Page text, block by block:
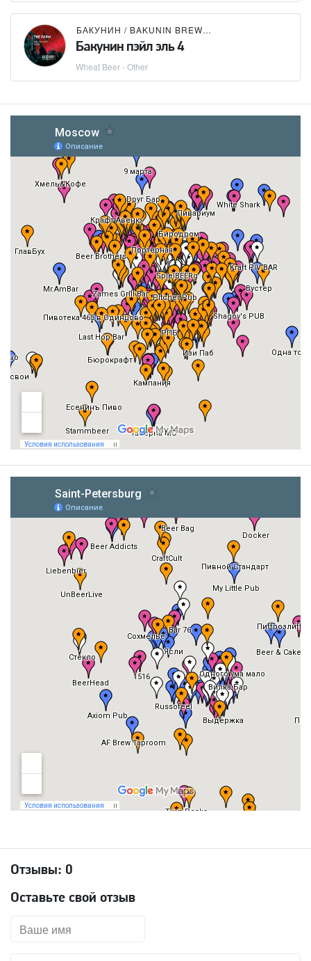
БАКУНИН / BAKUNIN BREWING CO.
Бакунин пэйл эль 4
Wheat Beer - Other
Отзывы: 0
Оставьте свой отзыв